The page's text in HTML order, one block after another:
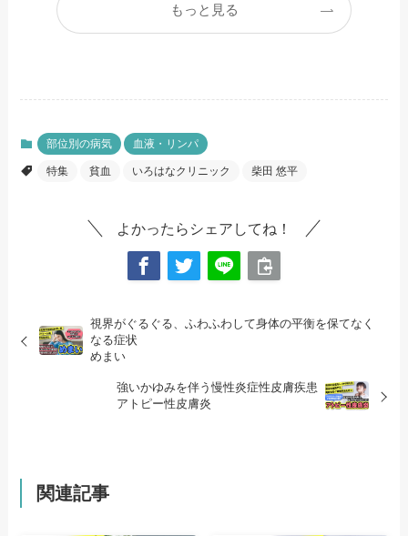
もっと見る
部位別の病気 血液・リンパ
特集 貧血 いろはなクリニック 柴田 悠平
よかったらシェアしてね！
視界がぐるぐる、ふわふわして身体の平衡を保てなく
なる症状
めまい
強いかゆみを伴う慢性炎症性皮膚疾患
アトピー性皮膚炎
関連記事